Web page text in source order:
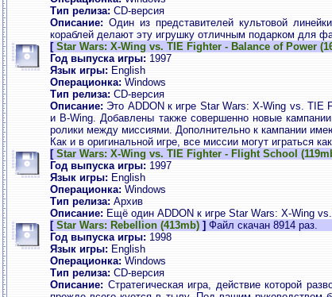
Тип релиза: CD-версия
Описание: Один из представителей культовой
кораблей делают эту игрушку отличным подарком для
[ Star Wars: X-Wing vs. TIE Fighter - Balance of Power
Год выпуска игры: 1997
Язык игры: English
Операционка: Windows
Тип релиза: CD-версия
Описание: Это ADDON к игре Star Wars: X-Wing vs. TIE
и B-Wing. Добавлены также совершенно новые
ролики между миссиями. Дополнительно к кампании
Как и в оригинальной игре, все миссии могут играться
[ Star Wars: X-Wing vs. TIE Fighter - Flight School
Год выпуска игры: 1997
Язык игры: English
Операционка: Windows
Тип релиза: Архив
Описание: Ещё один ADDON к игре Star Wars: X-Wing
[ Star Wars: Rebellion (413mb) ] Файл скачан 8914 раз.
Год выпуска игры: 1998
Язык игры: English
Операционка: Windows
Тип релиза: CD-версия
Описание: Стратегическая игра, действие которой